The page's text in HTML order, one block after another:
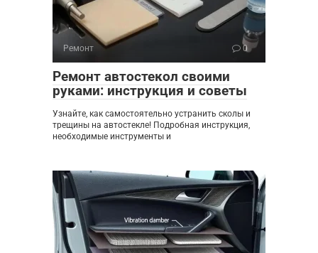
Ремонт 0
Ремонт автостекол своими
руками: инструкция и советы
Узнайте, как самостоятельно устранить сколы и
трещины на автостекле! Подробная инструкция,
необходимые инструменты и